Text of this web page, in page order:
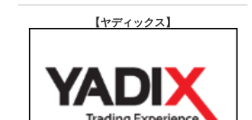
【ヤディックス 】